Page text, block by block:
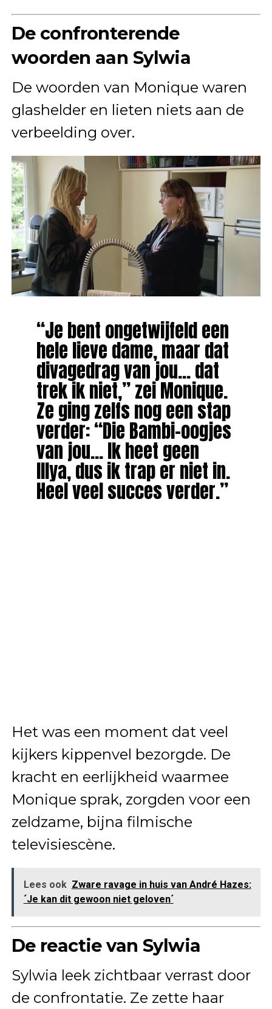
De confronterende
woorden aan Sylwia
De woorden van Monique waren
glashelder en lieten niets aan de
verbeelding over.
“Je bent ongetwijfeld een
hele lieve dame, maar dat
divagedrag van jou… dat
trek ik niet,” zei Monique.
Ze ging zelfs nog een stap
verder: “Die Bambi-oogjes
van jou… Ik heet geen
IIIya, dus ik trap er niet in.
Heel veel succes verder.”
Het was een moment dat veel
kijkers kippenvel bezorgde. De
kracht en eerlijkheid waarmee
Monique sprak, zorgden voor een
zeldzame, bijna filmische
televisiescène.
Lees ook Zware ravage in huis van André Hazes:
´Je kan dit gewoon niet geloven´
De reactie van Sylwia
Sylwia leek zichtbaar verrast door
de confrontatie. Ze zette haar